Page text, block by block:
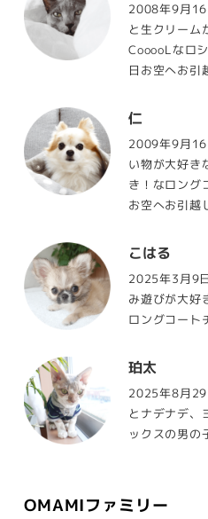
2008年9月16
と生クリーム
CooooLなロ
日お空へお引
仁
2009年9月16
い物が大好き
き！なロング
お空へお引越
こはる
2025年3月9
み遊びが大好
ロングコート
珀太
2025年8月29
とナデナデ、
ックスの男の
OMAMIファミリー